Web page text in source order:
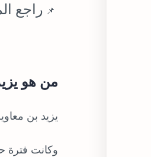
📌 راجع
من هو
يزيد بن
وكانت فترة